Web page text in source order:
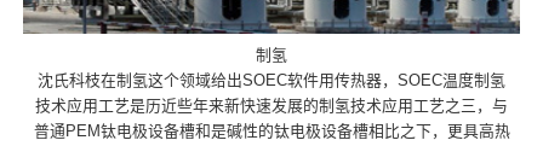
制氢
沈氏科枝在制氢这个领域给出SOEC软件用传热器，SOEC温度制氢
技术应用工艺是历近些年来新快速发展的制氢技术应用工艺之三，与
普通PEM钛电极设备槽和是碱性的钛电极设备槽相比之下，更具高热